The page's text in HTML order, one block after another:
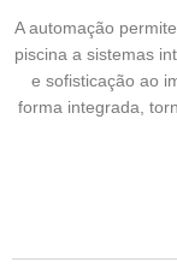
A automação
piscina a sistemas
e sofisticação ao
forma integrada,